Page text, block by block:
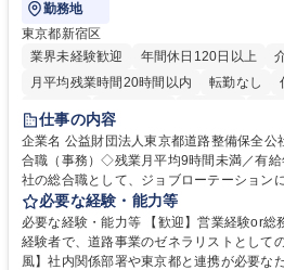
勤務地
東京都新宿区
業界未経験歓迎
年間休日120日以上
月平均残業時間20時間以内
転勤なし
研修あり
退職金あり
駅近5分以内
資格取得手当あり 食事
仕事の内容
企業名 公益財団法人東京都道路整備保全公社 求人名 【都庁グループ
合職（事務）◇残業月平均9時間未満／有給年平均16
社の総合職として、ジョブローテーション
等のフロント部門の部署等幅広い部署での
制度やキャリア支援が充実しております！ ※下記業務
管理部門：広報、人事、経理など当公社の
門：駐車場の新規開拓、管理運営、新宿駅
必要な経験・能力等
必要な経験・能力等 【歓迎】営業経験or総
経験者で、道路事業のゼネラリストとして
風】社内関係部署や東京都と連携が必要な